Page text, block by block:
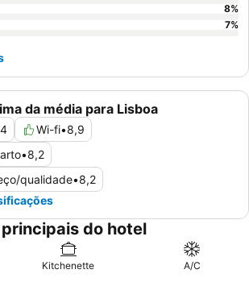
da média para Lisboa
Wi-fi•8,9
•8,2
qualidade•8,2
8%
7%
do hotel
Kitchenette A/C